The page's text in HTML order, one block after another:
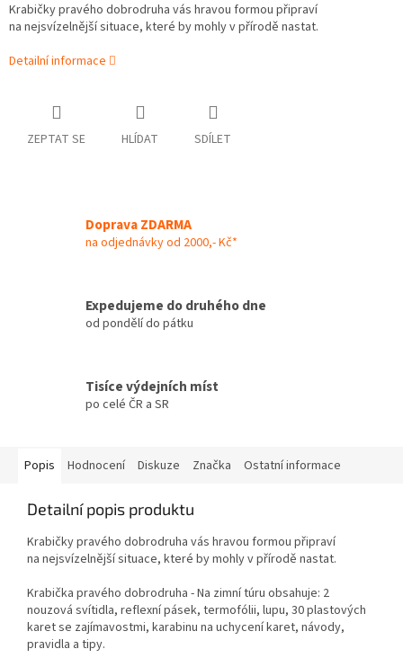
Krabičky pravého dobrodruha vás hravou formou připraví
na nejsvízelnější situace, které by mohly v přírodě nastat.
Detailní informace
ZEPTAT SE HLÍDAT SDÍLET
Doprava ZDARMA
na odjednávky od 2000,- Kč*
Expedujeme do druhého dne
od pondělí do pátku
Tisíce výdejních míst
po celé ČR a SR
Popis Hodnocení Diskuze Značka Ostatní informace
Detailní popis produktu
Krabičky pravého dobrodruha vás hravou formou připraví
na nejsvízelnější situace, které by mohly v přírodě nastat.
Krabička pravého dobrodruha - Na zimní túru obsahuje: 2
nouzová svítidla, reflexní pásek, termofólii, lupu, 30 plastových
karet se zajímavostmi, karabinu na uchycení karet, návody,
pravidla a tipy.